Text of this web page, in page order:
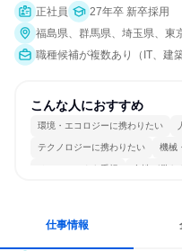
正社員
27年卒 新卒採用
福島県、群馬県、埼玉県、東
職種候補が複数あり（IT、建
こんな人におすすめ
環境・エコロジーに携わりたい
テクノロジーに携わりたい 機械
チームワークを重視 女性が働き
仕事情報